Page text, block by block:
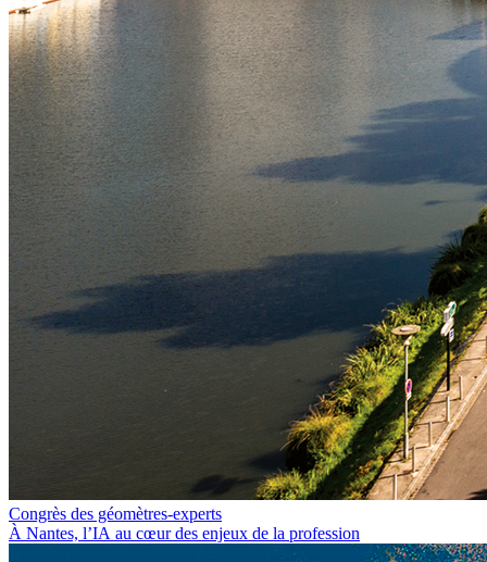
Congrès des géomètres-experts
À Nantes, l’IA au cœur des enjeux de la profession